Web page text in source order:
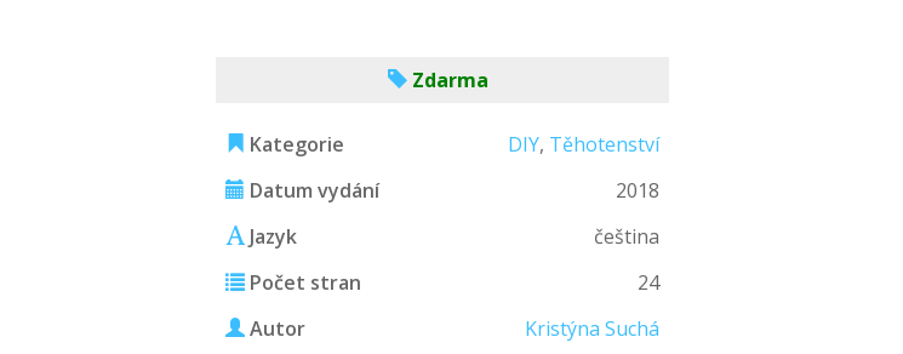
Zdarma
Kategorie DIY, Těhotenství
Datum vydání
2018
Jazyk
čeština
Počet stran
24
Autor
Kristýna Suchá